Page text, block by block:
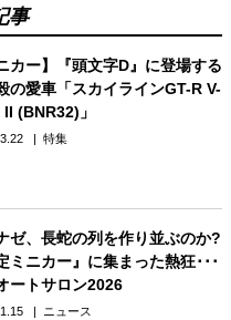
事
カー】『頭文字D』に登場する
の愛車「スカイラインGT-R V-
(BNR32)」
特集
ゼ、長蛇の列を作り並ぶのか?
ミニカー』に集まった熱狂･･･
ートサロン2026
ニュース